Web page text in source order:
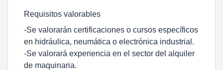
Requisitos valorables
-Se valorarán certificaciones o cursos específicos
en hidráulica, neumática o electrónica industrial.
-Se valorará experiencia en el sector del alquiler
de maquinaria.